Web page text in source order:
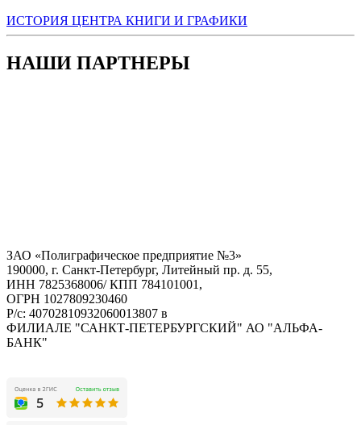
ИСТОРИЯ ЦЕНТРА КНИГИ И ГРАФИКИ
НАШИ ПАРТНЕРЫ
ЗАО «Полиграфическое предприятие №3»
190000, г. Санкт-Петербург, Литейный пр. д. 55,
ИНН 7825368006/ КПП 784101001,
ОГРН 1027809230460
Р/с: 40702810932060013807 в
ФИЛИАЛЕ "САНКТ-ПЕТЕРБУРГСКИЙ" АО "АЛЬФА-
БАНК"